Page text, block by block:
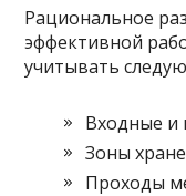
Рациональное
эффективной
учитывать
Входные и
Зоны
Проходы